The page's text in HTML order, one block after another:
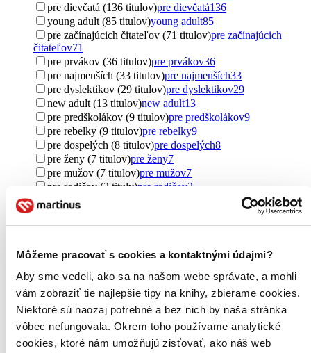
Môžeme pracovať s cookies a kontaktnými údajmi?
Aby sme vedeli, ako sa na našom webe správate, a mohli
vám zobraziť tie najlepšie tipy na knihy, zbierame cookies.
Niektoré sú naozaj potrebné a bez nich by naša stránka
vôbec nefungovala. Okrem toho používame analytické
cookies, ktoré nám umožňujú zisťovať, ako náš web
pre dievčatá (136 titulov)pre dievčatá136
young adult (85 titulov)young adult85
pre začínajúcich čitateľov (71 titulov)pre začínajúcich
čitateľov71
pre prvákov (36 titulov)pre prvákov36
pre najmenších (33 titulov)pre najmenších33
pre dyslektikov (29 titulov)pre dyslektikov29
new adult (13 titulov)new adult13
pre predškolákov (9 titulov)pre predškolákov9
pre rebelky (9 titulov)pre rebelky9
pre dospelých (8 titulov)pre dospelých8
pre ženy (7 titulov)pre ženy7
pre mužov (7 titulov)pre mužov7
pre rodičov (2 tituly)pre rodičov2
Ďalšie možnosti
Pôvod
Spojené kráľovstvo (95 titulov)Spojené kráľovstvo95
Spojené štáty (74 titulov)Spojené štáty74
Česko (26 titulov)Česko26
Austrália (25 titulov)Austrália25
Francúzsko (21 titulov) Francúzsko21
Poľsko (20 titulov)
Poľsko
20